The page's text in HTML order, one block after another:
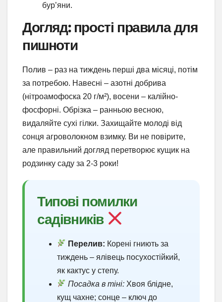
бур’яни.
Догляд: прості правила для
пишноти
Полив – раз на тиждень перші два місяці, потім
за потребою. Навесні – азотні добрива
(нітроамофоска 20 г/м²), восени – калійно-
фосфорні. Обрізка – ранньою весною,
видаляйте сухі гілки. Захищайте молоді від
сонця агроволокном взимку. Ви не повірите,
але правильний догляд перетворює кущик на
родзинку саду за 2-3 роки!
Типові помилки
садівників
Перелив: Корені гниють за
тиждень – ялівець посухостійкий,
як кактус у степу.
Посадка в тіні: Хвоя блідне,
кущ чахне; сонце – ключ до